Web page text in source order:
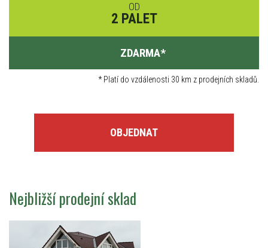
OD
2 PALET
ZDARMA*
*Platí do vzdálenosti 30 km z prodejních skladů.
OBJEDNAT
Nejbližší prodejní sklad